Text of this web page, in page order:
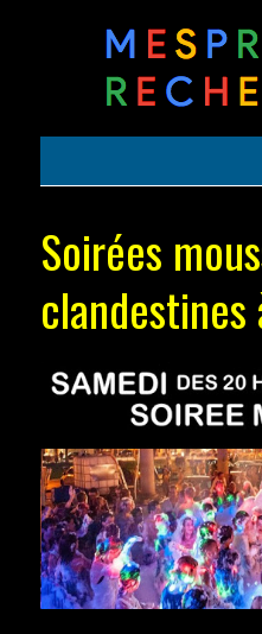
Soirées
clandestines